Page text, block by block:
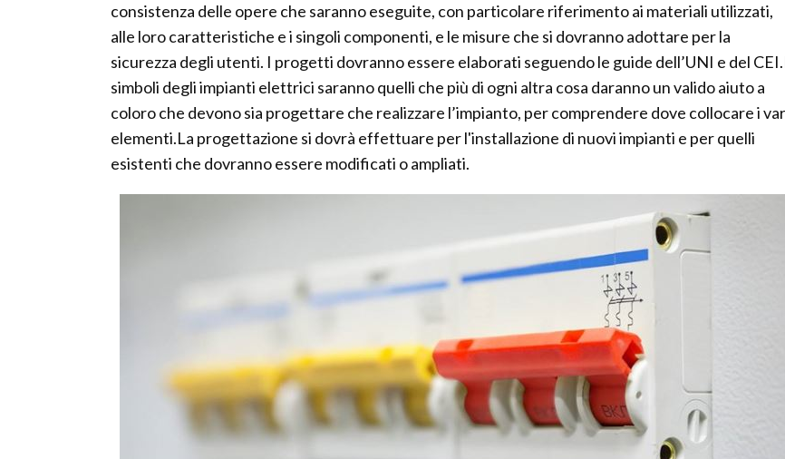
consistenza delle opere che saranno eseguite, con particolare riferimento ai materiali utilizzati,
alle loro caratteristiche e i singoli componenti, e le misure che si dovranno adottare per la
sicurezza degli utenti. I progetti dovranno essere elaborati seguendo le guide dell’UNI e del
simboli degli impianti elettrici saranno quelli che più di ogni altra cosa daranno un valido aiuto a
coloro che devono sia progettare che realizzare l’impianto, per comprendere dove collocare i
elementi.La progettazione si dovrà effettuare per l'installazione di nuovi impianti e per quelli
esistenti che dovranno essere modificati o ampliati.